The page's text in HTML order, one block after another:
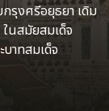
รุงศรีอยุธยา เดิม
ในสมัยสมเด็จ
าทสมเด็จ